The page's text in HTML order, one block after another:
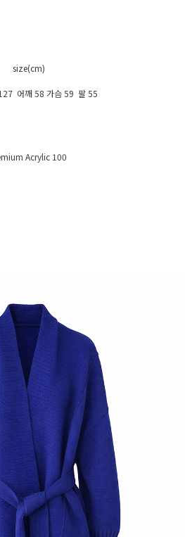
size(cm)
어깨 58 가슴 59 팔 55
Acrylic 100